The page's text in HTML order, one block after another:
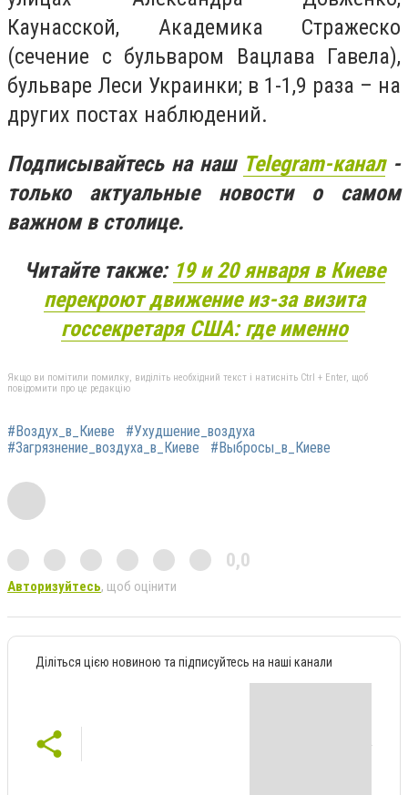
Каунасской, Академика Стражеско
(сечение с бульваром Вацлава Гавела),
бульваре Леси Украинки; в 1-1,9 раза – на
других постах наблюдений.
Подписывайтесь на наш Telegram-канал-
только актуальные новости о самом
важном в столице.
Читайте также: 19 и 20 января в Киеве
перекроют движение из-за визита
госсекретаря США: где именно
Якщо ви помітили помилку, виділіть необхідний текст і натисніть Ctrl + Enter, щоб
повідомити про це редакцію
#Воздух_в_Киеве
#Ухудшение_воздуха
#Загрязнение_воздуха_в_Киеве
#Выбросы_в_Киеве
0,0
Авторизуйтесь, щоб оцінити
Діліться цією новиною та підписуйтесь на наші канали